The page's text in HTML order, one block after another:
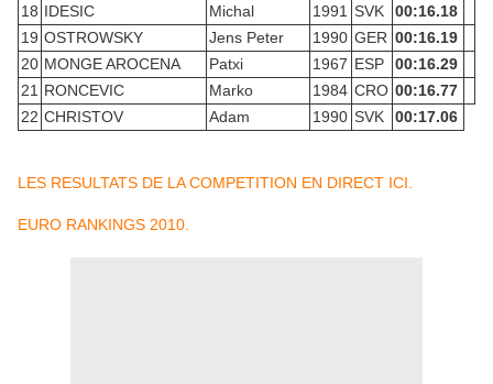
18 IDESIC Michal 1991 SVK
00:16.18
19 OSTROWSKY Jens Peter 1990 GER 00:16.19
20 MONGE AROCENA Patxi 1967 ESP
00:16.29
21 RONCEVIC Marko 1984 CRO 00:16.77
22 CHRISTOV Adam 1990 SVK 00:17.06
LES RESULTATS DE LA COMPETITION EN DIRECT ICI.
EURO RANKINGS 2010.